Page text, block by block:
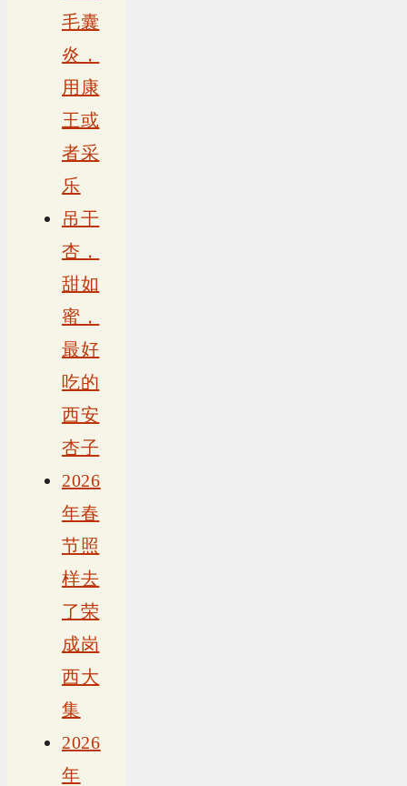
毛囊
炎，
用康
王或
者采
乐
吊干
杏，
甜如
蜜，
最好
吃的
西安
杏子
2026
年春
节照
样去
了荣
成岗
西大
集
2026
年